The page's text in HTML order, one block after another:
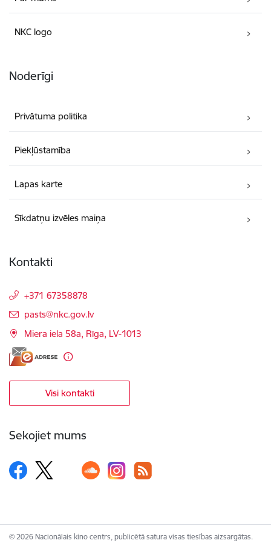
NKC logo
Noderīgi
Privātuma politika
Piekļūstamība
Lapas karte
Sīkdatņu izvēles maiņa
Kontakti
+371 67358878
E-pasts:
pasts@nkc.gov.lv
Miera iela 58a, Rīga, LV-1013
Visi kontakti
Sekojiet mums
© 2026 Nacionālais kino centrs, publicētā satura visas tiesības aizsargātas.